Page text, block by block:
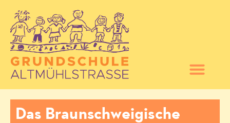
Das Braunschweigische